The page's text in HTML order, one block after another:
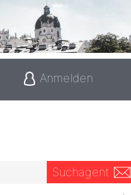
Anmelden
Suchagent